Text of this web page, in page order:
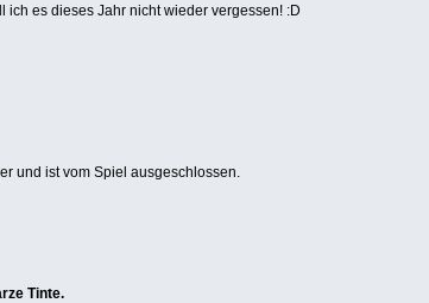
es dieses Jahr nicht wieder vergessen! :D
und ist vom Spiel ausgeschlossen.
Tinte.